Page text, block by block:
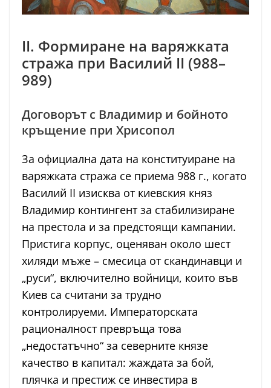
II. Формиране на варяжката
стража при Василий II (988–
989)
Договорът с Владимир и бойното
кръщение при Хрисопол
За официална дата на конституиране на
варяжката стража се приема 988 г., когато
Василий II изисква от киевския княз
Владимир контингент за стабилизиране
на престола и за предстоящи кампании.
Пристига корпус, оценяван около шест
хиляди мъже – смесица от скандинавци и
„руси“, включително войници, които във
Киев са считани за трудно
контролируеми. Императорската
рационалност превръща това
„недостатъчно“ за северните князе
качество в капитал: жаждата за бой,
плячка и престиж се инвестира в